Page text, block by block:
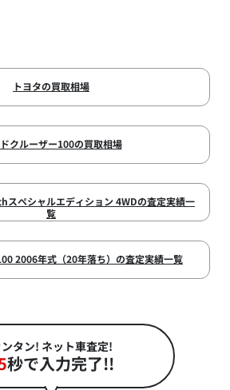
トヨタの買取相場
クルーザー100の買取相場
スペシャルエディション 4WDの査定実績一
覧
2006年式（20年落ち）の査定実績一覧
タン! ネット車査定!
秒で入力完了!!